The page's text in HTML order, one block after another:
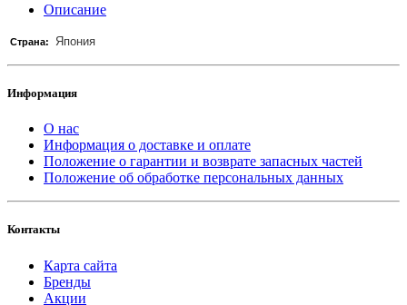
Описание
Страна: Япония
Информация
О нас
Информация о доставке и оплате
Положение о гарантии и возврате запасных частей
Положение об обработке персональных данных
Контакты
Карта сайта
Бренды
Акции